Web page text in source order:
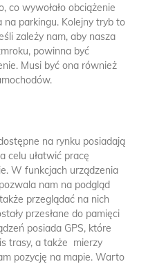
co wywołało obciążenie
na parkingu. Kolejny tryb to
zależy nam, aby nasza
powinna być
Musi być ona również
na rynku posiadają
celu ułatwić pracę
W funkcjach urządzenia
nam na podgląd
przeglądać na nich
przesłane do pamięci
posiada GPS, które
trasy, a także mierzy
pozycję na mapie. Warto